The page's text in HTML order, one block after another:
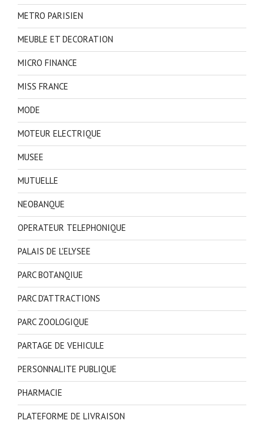
METRO PARISIEN
MEUBLE ET DECORATION
MICRO FINANCE
MISS FRANCE
MODE
MOTEUR ELECTRIQUE
MUSEE
MUTUELLE
NEOBANQUE
OPERATEUR TELEPHONIQUE
PALAIS DE L'ELYSEE
PARC BOTANQIUE
PARC D'ATTRACTIONS
PARC ZOOLOGIQUE
PARTAGE DE VEHICULE
PERSONNALITE PUBLIQUE
PHARMACIE
PLATEFORME DE LIVRAISON